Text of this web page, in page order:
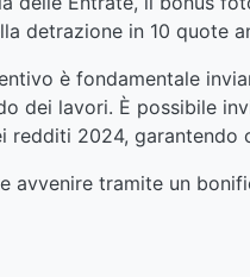
detrazione in 10 quote
è fondamentale
dei lavori. È possibile
redditi 2024,
avvenire tramite un